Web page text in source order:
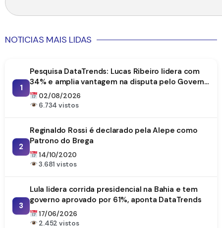
NOTICIAS MAIS LIDAS
1
Pesquisa DataTrends: Lucas Ribeiro lidera com
34% e amplia vantagem na disputa pelo Governo
da Paraíba
02/08/2026
6.734 vistos
2
Reginaldo Rossi é declarado pela Alepe como
Patrono do Brega
14/10/2020
3.681 vistos
3
Lula lidera corrida presidencial na Bahia e tem
governo aprovado por 61%, aponta DataTrends
17/06/2026
2.452 vistos